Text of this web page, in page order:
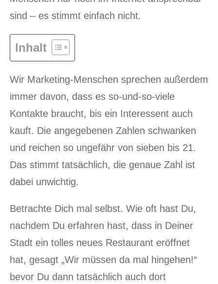
sind – es stimmt einfach nicht.
Inhalt
Wir Marketing-Menschen sprechen außerdem
immer davon, dass es so-und-so-viele
Kontakte braucht, bis ein Interessent auch
kauft. Die angegebenen Zahlen schwanken
und reichen so ungefähr von sieben bis 21.
Das stimmt tatsächlich, die genaue Zahl ist
dabei unwichtig.
Betrachte Dich mal selbst. Wie oft hast Du,
nachdem Du erfahren hast, dass in Deiner
Stadt ein tolles neues Restaurant eröffnet
hat, gesagt „Wir müssen da mal hingehen!“
bevor Du dann tatsächlich auch dort